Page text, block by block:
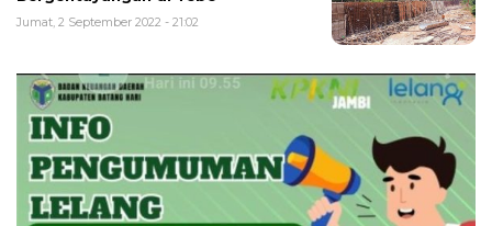
Jumat, 2 September 2022 - 21:02